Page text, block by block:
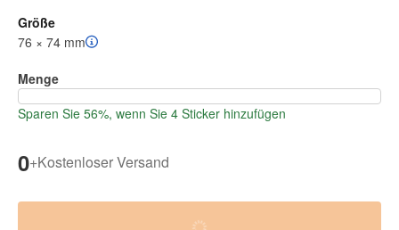
Größe
76 × 74 mm
Menge
Sparen Sie 56%, wenn Sie 4 Sticker hinzufügen
0+Kostenloser Versand